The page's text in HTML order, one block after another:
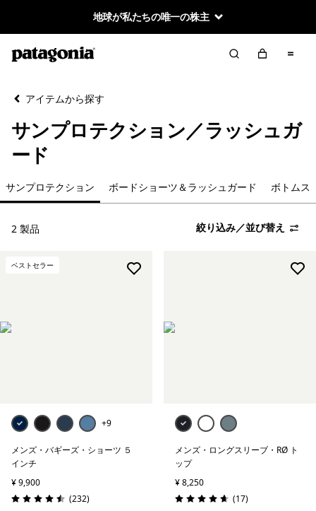
地球が私たちの唯一の株主
絞り込み／並び替え
絞り込み
カテゴリー
トップス
すべて表示 (8)
絞り込み
在庫のあるサイズ
絞り込み
在庫のあるカラー
アイテムから探す
サンプロテクション／ラッシュガ
ード
サンプロテクション ボードショーツ＆ラッシュガード ボトムス
2 製品 絞り込み／並び替え
ベストセラー
+9
メンズ・バギーズ・ショーツ ５
インチ
¥ 9,900
評価: 4.5 / 5
(232レビュー
)
メンズ・ロングスリーブ・RØ ト
ップ
¥ 8,250
評価: 4.7 / 5
(17レビュー
)